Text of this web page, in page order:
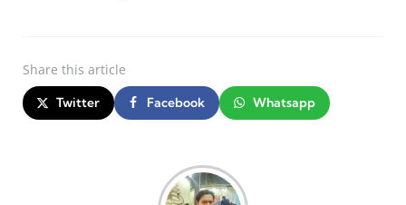
Share this article
Twitter Facebook Whatsapp